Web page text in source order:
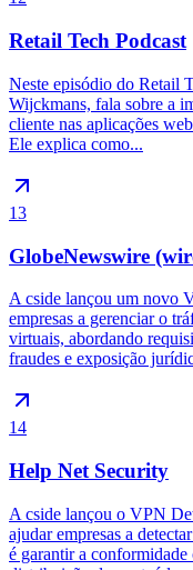
Retail Tech Podcast
Neste episódio do Retail
Wijckmans, fala sobre a
cliente nas aplicações
Ele explica como...
13
GlobeNewswire
A cside lançou um novo
empresas a gerenciar o
virtuais, abordando
fraudes e exposição
14
Help Net Security
A cside lançou o VPN
ajudar empresas a
é garantir a